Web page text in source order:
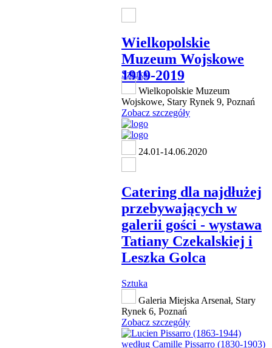
Wielkopolskie
Muzeum Wojskowe
1919-2019
Sztuka
Wielkopolskie Muzeum
Wojskowe, Stary Rynek 9, Poznań
Zobacz szczegóły
24.01-14.06.2020
Catering dla najdłużej
przebywających w
galerii gości - wystawa
Tatiany Czekalskiej i
Leszka Golca
Sztuka
Galeria Miejska Arsenał, Stary
Rynek 6, Poznań
Zobacz szczegóły